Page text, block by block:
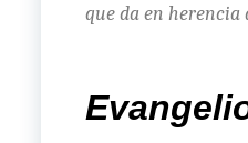
que da en herencia